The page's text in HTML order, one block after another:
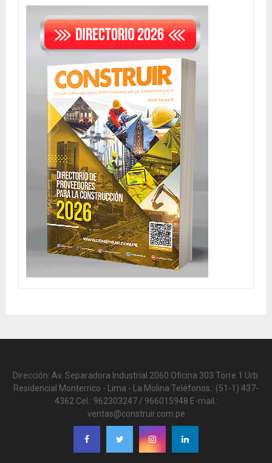
Dirección: Av. Separadora Industrial 2060 Oficina 303 Torre 1 Urb.
Residencial Monterrico - Lima - La Molina Teléfonos.: (51-1) 437-
4362 Cel.: 962303247 / 966015948 E-mail.:
ventas@construir.com.pe